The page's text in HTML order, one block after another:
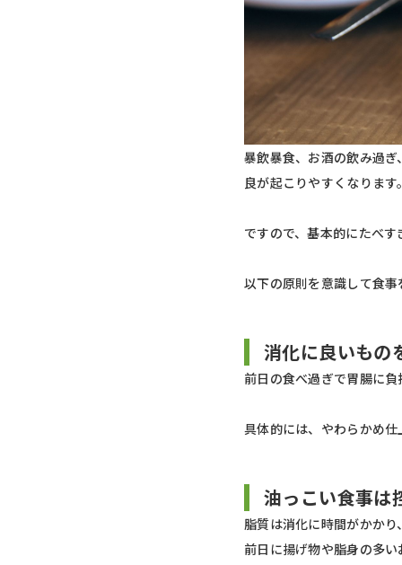
暴飲暴食、お酒の飲み過
良が起こりやすくなります
ですので、基本的にたべ
以下の原則を意識して食
消化に良いもの
前日の食べ過ぎで胃腸に
具体的には、やわらかめ
油っこい食事は
脂質は消化に時間がかか
前日に揚げ物や脂身の多